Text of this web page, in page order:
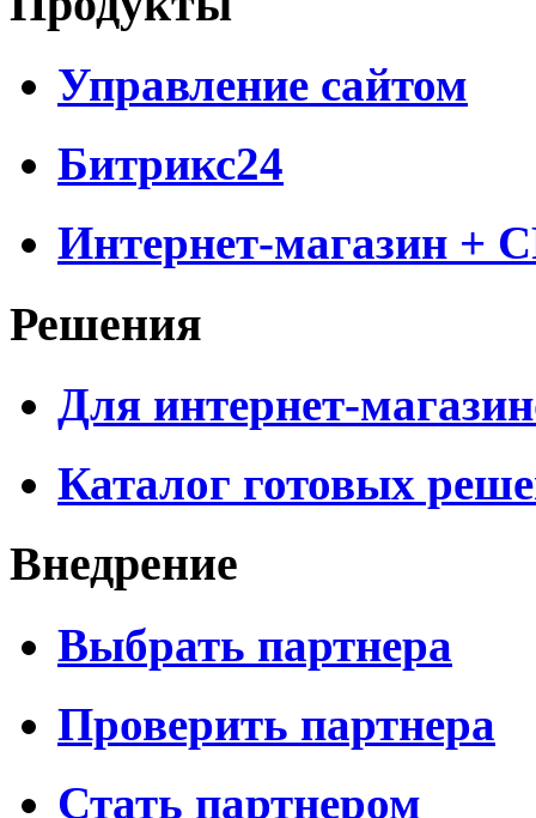
Управление сайтом
Битрикс24
Интернет-магазин +
Решения
Для интернет-
Каталог готовых
Внедрение
Выбрать партнера
Проверить партнера
Стать партнером